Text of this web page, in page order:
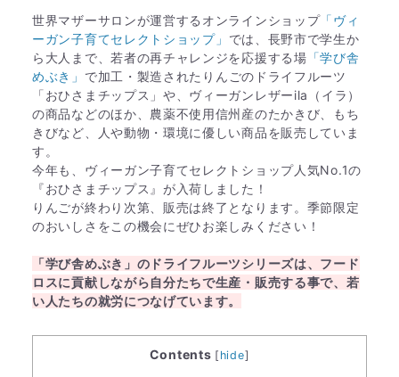
世界マザーサロンが運営するオンラインショップ「ヴィ
ーガン子育てセレクトショップ」 では、長野市で学生か
ら大人まで、若者の再チャレンジを応援する場 「学び舎
めぶき」 で加工・製造されたりんごのドライフルーツ
「おひさまチップス」や、ヴィーガンレザーila（イラ）
の商品などのほか、農薬不使用信州産のたかきび、もち
きびなど、人や動物・環境に優しい商品を販売していま
す。
今年も、ヴィーガン子育てセレクトショップ人気No.1の
『おひさまチップス』が入荷しました！
りんごが終わり次第、販売は終了となります。季節限定
のおいしさをこの機会にぜひお楽しみください！
「学び舎めぶき」のドライフルーツシリーズは、フード
ロスに貢献しながら自分たちで生産・販売する事で、若
い人たちの就労につなげています。
Contents [ hide]